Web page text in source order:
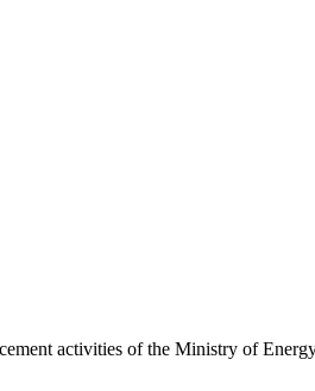
activities of the Ministry of